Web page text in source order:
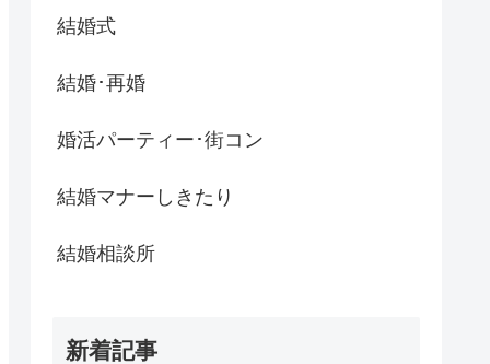
結婚式
結婚･再婚
婚活パーティー･街コン
結婚マナーしきたり
結婚相談所
新着記事